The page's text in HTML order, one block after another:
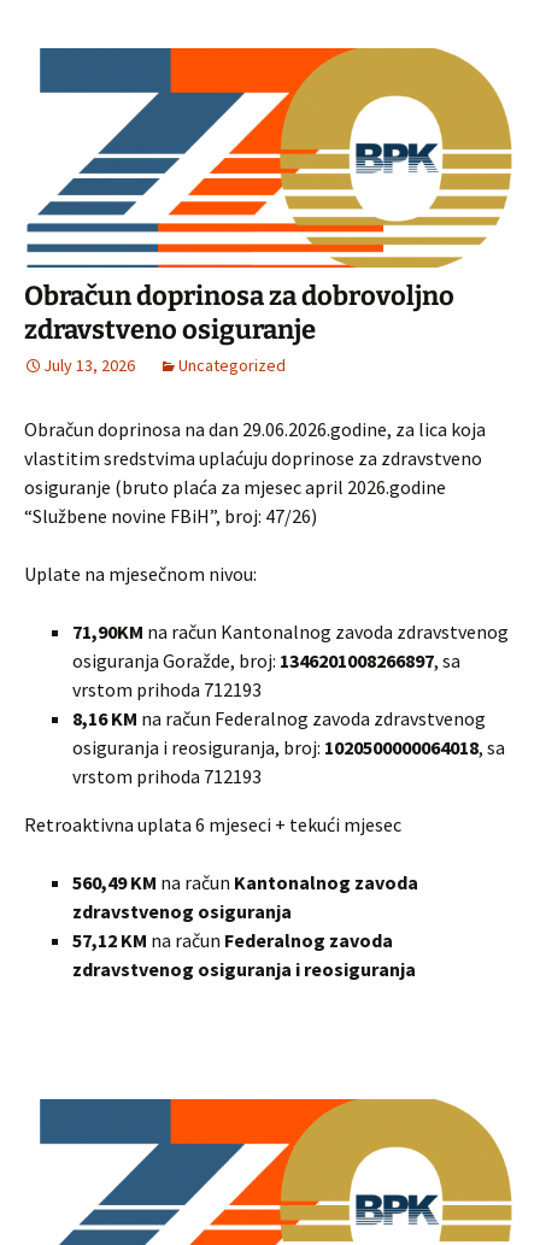
Obračun doprinosa za dobrovoljno
zdravstveno osiguranje
July 13, 2026 Uncategorized
Obračun doprinosa na dan 29.06.2026.godine, za lica koja
vlastitim sredstvima uplaćuju doprinose za zdravstveno
osiguranje (bruto plaća za mjesec april 2026.godine
“Službene novine FBiH”, broj: 47/26)
Uplate na mjesečnom nivou:
71,90KM na račun Kantonalnog zavoda zdravstvenog
osiguranja Goražde, broj: 1346201008266897, sa
vrstom prihoda 712193
8,16 KM na račun Federalnog zavoda zdravstvenog
osiguranja i reosiguranja, broj: 1020500000064018, sa
vrstom prihoda 712193
Retroaktivna uplata 6 mjeseci + tekući mjesec
560,49 KM na račun Kantonalnog zavoda
zdravstvenog osiguranja
57,12 KM na račun Federalnog zavoda
zdravstvenog osiguranja i reosiguranja